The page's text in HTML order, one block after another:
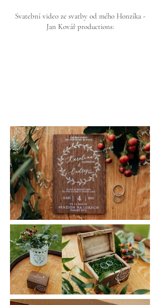
Svatební video ze svatby od mého Honzíka -
Jan Kovář productions: